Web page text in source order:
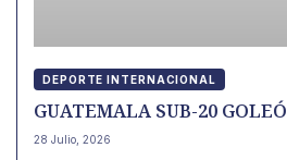
DEPORTE INTERNACIONAL
GUATEMALA SUB-20 GOLEÓ
28 Julio, 2026